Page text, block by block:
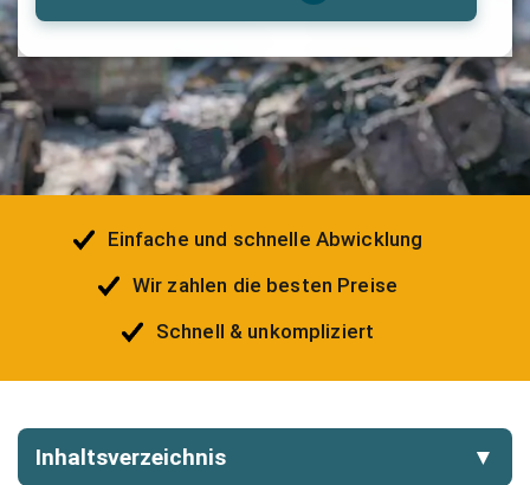
Einfache und schnelle Abwicklung
Wir zahlen die besten Preise
Schnell & unkompliziert
Inhaltsverzeichnis ▼